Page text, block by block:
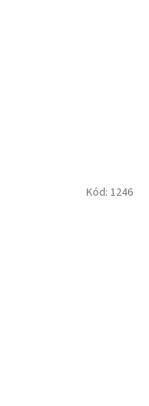
Kód: 1246